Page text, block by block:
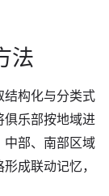
法
构化与分类式
乐部按地域进
部、南部区域
成联动记忆，